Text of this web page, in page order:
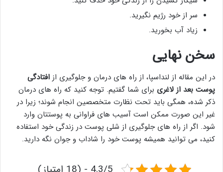
سر از خود رژیم نگیرید.
زیاد آب بخورید.
سخن نهایی
در این مقاله از لنداسپا، از راه های درمان و جلوگیری از افتادگی
پوست بعد از لاغری برای شما گفتیم. توجه کنید که راه های درمان
ذکر شده، همگی باید تحت نظارت متخصصین انجام شوند؛ زیرا در
غیر این صورت ممکن است آسیب های فراوانی به پوستتان وارد
شود. اگر از راه های جلوگیری از شلی پوست در زندگی خود استفاده
کنید، می توانید همیشه پوست خود را شاداب و جوان نگه دارید.